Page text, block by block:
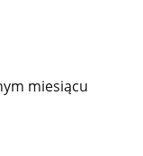
miesiącu